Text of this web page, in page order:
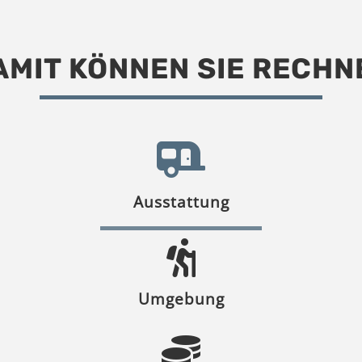
KÖNNEN SIE
Ausstattung
Umgebung